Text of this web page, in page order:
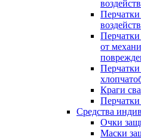
от
Краги
Средства
Очки
Маски